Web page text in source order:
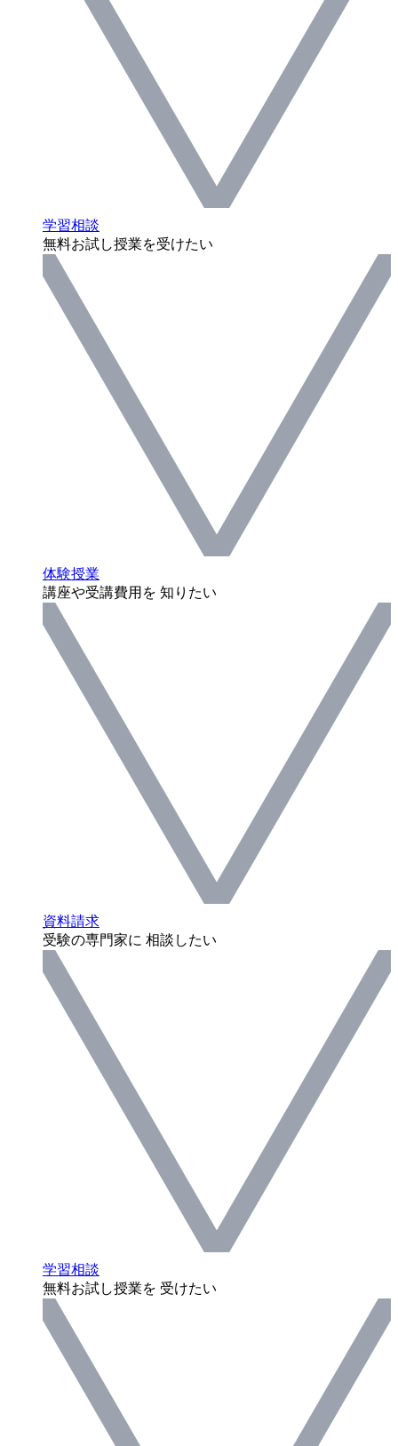
学習相談
無料お試し授業を受けたい
体験授業
講座や受講費用を 知りたい
資料請求
受験の専門家に 相談したい
学習相談
無料お試し授業を 受けたい